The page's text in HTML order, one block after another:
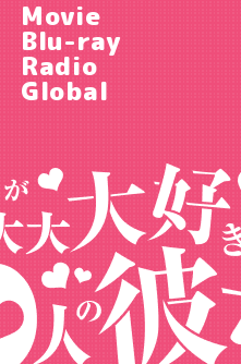
Movie
Blu-ray
Radio
Global